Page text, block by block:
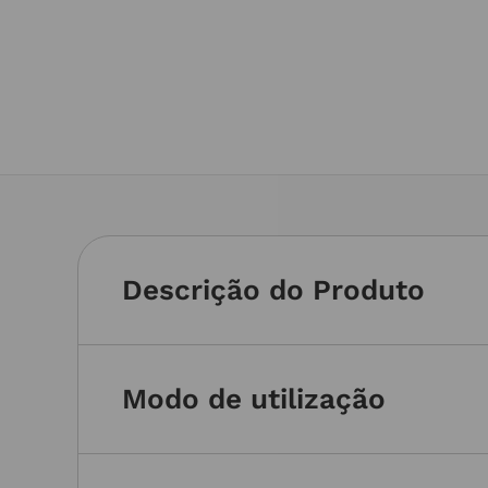
Descrição do Produto
Modo de utilização